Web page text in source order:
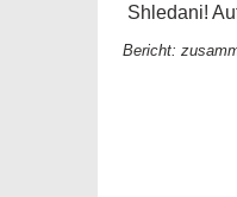
Shledani!
Bericht: